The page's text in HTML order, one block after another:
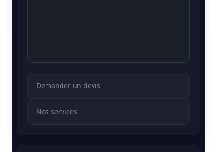
Demander un devis
Nos services